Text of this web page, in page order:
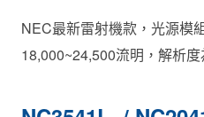
NEC最新雷射機款，光源模
18,000~24,500流明，解析